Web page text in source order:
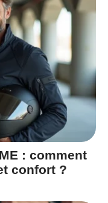
: comment
confort ?